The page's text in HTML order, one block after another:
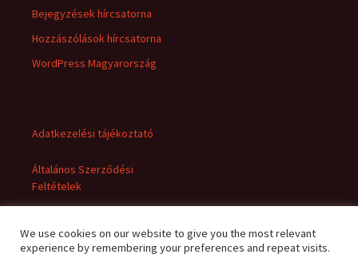
Bejegyzések hírcsatorna
Hozzászólások hírcsatorna
WordPress Magyarország
Adatkezelési tájékoztató
Általános Szerződési
Feltételek
We use cookies on our website to give you the most relevant
experience by remembering your preferences and repeat visits.